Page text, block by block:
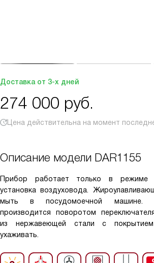
Доставка от 3-х дней
274 000 руб.
Цена действительна на момент
Описание модели DAR1155
Прибор работает только в режиме
установка воздуховода.
мыть в посудомоечной машине.
производится поворотом
из нержавеющей стали с покрытием
ухаживать.